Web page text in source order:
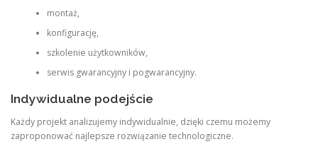
montaż,
konfigurację,
szkolenie użytkowników,
serwis gwarancyjny i pogwarancyjny.
Indywidualne podejście
Każdy projekt analizujemy indywidualnie, dzięki czemu możemy
zaproponować najlepsze rozwiązanie technologiczne.